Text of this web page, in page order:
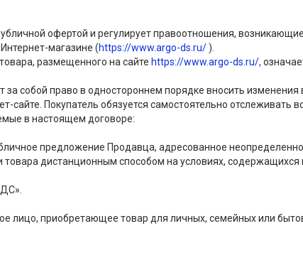
офертой и регулирует правоотношения,
магазине (https://www.argo-ds.ru/).
размещенного на сайте https://www.argo-ds.ru/,
за собой право в одностороннем порядке вносить
сайте. Покупатель обязуется самостоятельно отслеживать
в настоящем договоре:
предложение Продавца, адресованное
товара дистанционным способом на условиях, содержащихся
лицо, приобретающее товар для личных, семейных или